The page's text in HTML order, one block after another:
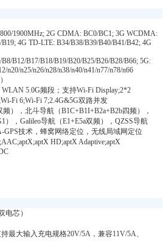
1900MHz; 2G CDMA: BC0/BC1; 3G WCDMA:
4G TD-LTE: B34/B38/B39/B40/B41/B42; 4G
B12/B17/B18/B19/B20/B25/B26/B28/B66; 5G:
n20/n25/n26/n28/n38/n40/n41/n77/n78/n66
5.0G频段；支持Wi-Fi Display;2*2
Fi 6;Wi-Fi 7;2.4G&5G双路并发
），北斗导航（B1C+B1I+B2a+B2b四频），
），Galileo导航（E1+E5a双频），QZSS导航
GPS技术，蜂窝网络定位，无线局域网定位
HD;aptX Adaptive;aptX
电芯）
最大输入充电规格20V/5A，兼容11V/5A、